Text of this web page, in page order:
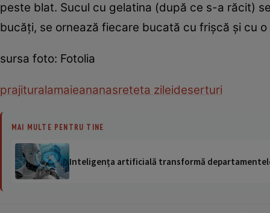
peste blat. Sucul cu gelatina (după ce s-a răcit)
bucăţi, se ornează fiecare bucată cu frişcă şi cu o
sursa foto: Fotolia
prajituralamaieananasreteta zileideserturi
MAI MULTE PENTRU TINE
Inteligența artificială transformă